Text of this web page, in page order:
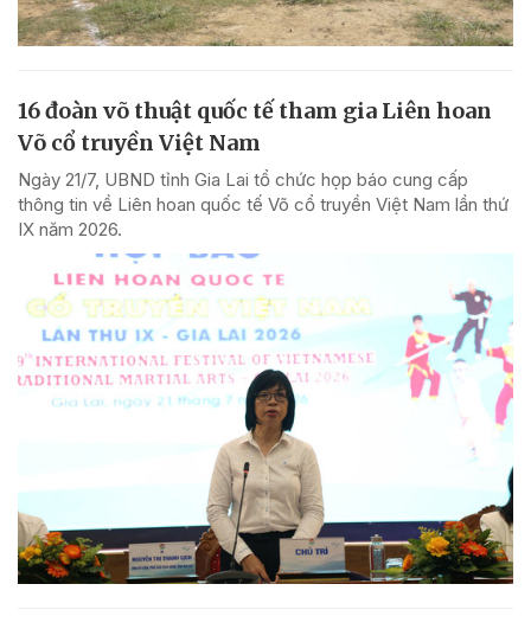
16 đoàn võ thuật quốc tế tham gia Liên hoan
Võ cổ truyền Việt Nam
Ngày 21/7, UBND tỉnh Gia Lai tổ chức họp báo cung cấp
thông tin về Liên hoan quốc tế Võ cổ truyền Việt Nam lần thứ
IX năm 2026.